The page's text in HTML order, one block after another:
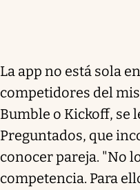
La app no está sola
competidores del
Bumble o Kickoff, se
Preguntados, que
conocer pareja. "No
competencia. Para